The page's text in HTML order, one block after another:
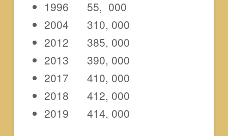
1996 55, 000
2004 310, 000
2012 385, 000
2013 390, 000
2017 410, 000
2018 412, 000
2019 414, 000